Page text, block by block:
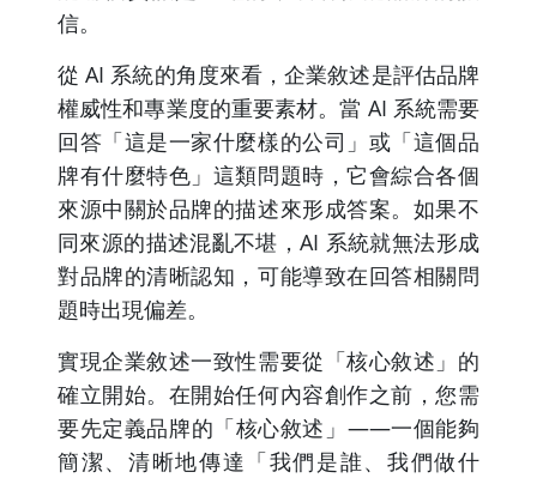
信。
從 AI 系統的角度來看，企業敘述是評估品牌
權威性和專業度的重要素材。當 AI 系統需要
回答「這是一家什麼樣的公司」或「這個品
牌有什麼特色」這類問題時，它會綜合各個
來源中關於品牌的描述來形成答案。如果不
同來源的描述混亂不堪，AI 系統就無法形成
對品牌的清晰認知，可能導致在回答相關問
題時出現偏差。
實現企業敘述一致性需要從「核心敘述」的
確立開始。在開始任何內容創作之前，您需
要先定義品牌的「核心敘述」——一個能夠
簡潔、清晰地傳達「我們是誰、我們做什